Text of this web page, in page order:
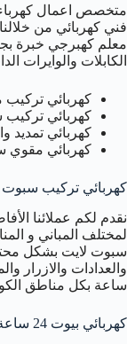
متخصص اعمال
فني كهربائي من
معلم كهبرجي خبرة
الكابلات والوايرات
كهربائي تركيب
كهربائي تركيب
كهربائي تمديد
كهربائي مقوي
كهربائي تركيب سبوت
نقدم لكم عملائنا
لمختلف المباني و
سبوت لايت بشكل
ساعة بكل مناطق
كهربائي بيوت 24 ساعة